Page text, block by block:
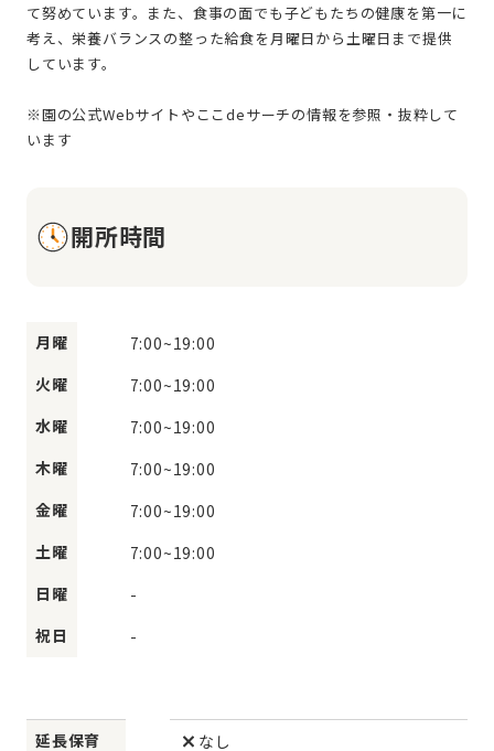
て努めています。また、食事の面でも子どもたちの健康を第一に
考え、栄養バランスの整った給食を月曜日から土曜日まで提供
しています。
※園の公式Webサイトやここdeサーチの情報を参照・抜粋して
開所時間
月曜 7:00~19:00
火曜
7:00~19:00
水曜
7:00~19:00
木曜
7:00~19:00
金曜
7:00~19:00
土曜
7:00~19:00
日曜
-
祝日
-
延長保育
なし